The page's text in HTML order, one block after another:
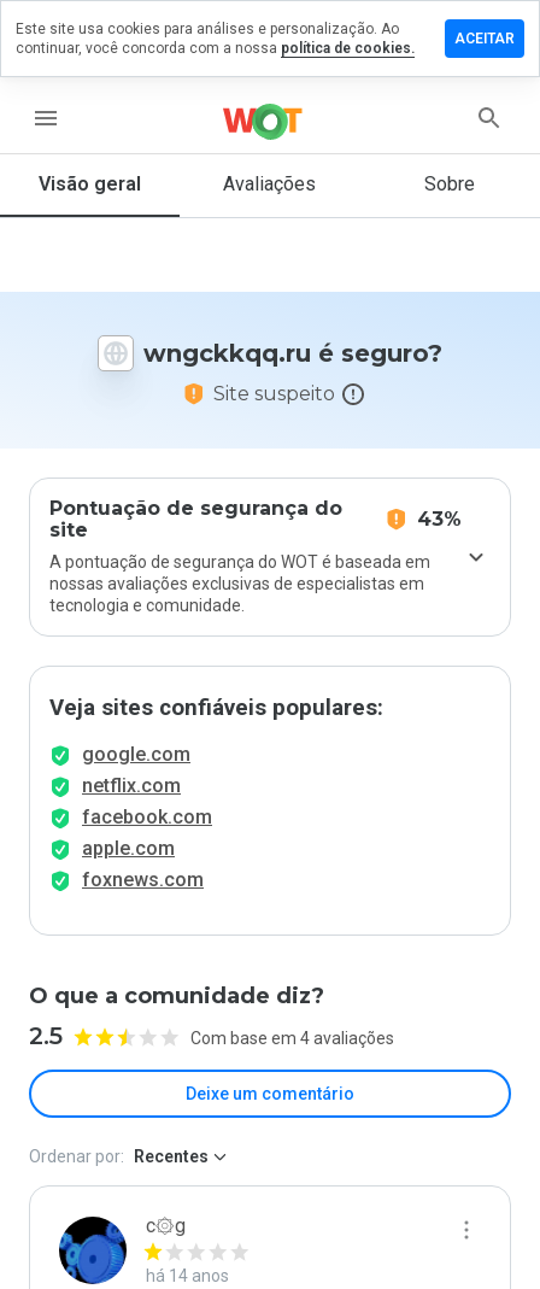
menu
Visão geral Avaliações Sobre
wngckkqq.ru é seguro?
Site suspeito
Pontuação de segurança do
site
43%
A pontuação de segurança do WOT é baseada em
nossas avaliações exclusivas de especialistas em
tecnologia e comunidade.
Veja sites confiáveis populares:
google.com
netflix.com
facebook.com
apple.com
foxnews.com
O que a comunidade diz?
2.5 Com base em 4 avaliações
Deixe um comentário
um
que
Ordenar por: Recentes
c۞g
há 14 anos
Este site usa cookies para análises e personalização. Ao
continuar, você concorda com a nossa política de cookies.
ACEITAR